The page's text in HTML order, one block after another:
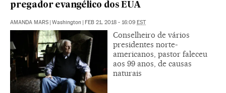
pregador evangélico dos EUA
AMANDA MARS | Washington | FEB 21, 2018 - 16:09 EST
Conselheiro de vários
presidentes norte-
americanos, pastor faleceu
aos 99 anos, de causas
naturais